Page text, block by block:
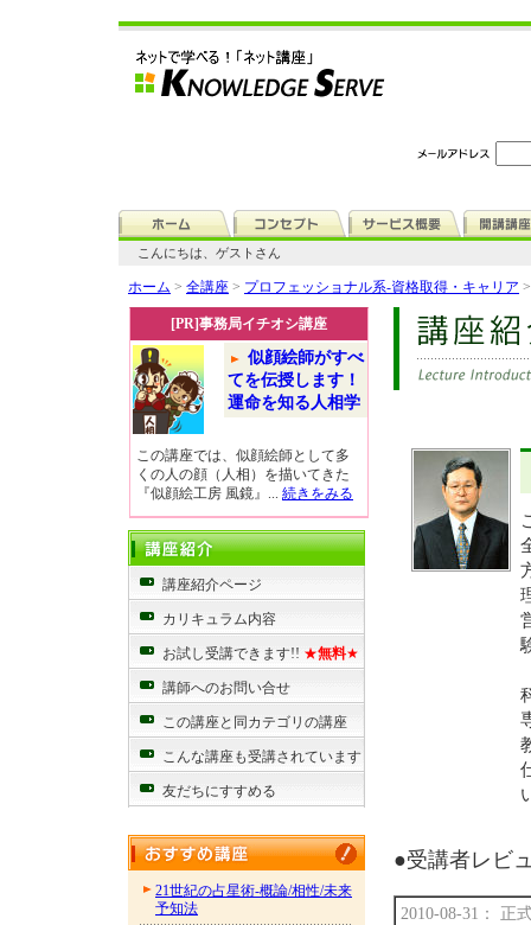
こんにちは、ゲストさん
ホーム > 全講座 > プロフェッショナル系-資格取得・キャリア
[PR]事務局イチオシ講座
似顔絵師がすべ
てを伝授します！
運命を知る人相学
この講座では、似顔絵師として多
くの人の顔（人相）を描いてきた
『似顔絵工房 風鏡』... 続きをみる
講座紹介ページ
カリキュラム内容
お試し受講できます!! ★無料★
講師へのお問い合せ
この講座と同カテゴリの講座
こんな講座も受講されています
友だちにすすめる
21世紀の占星術-概論/相性/未来
予知法
●受講者レビ
2010-08-31： 正